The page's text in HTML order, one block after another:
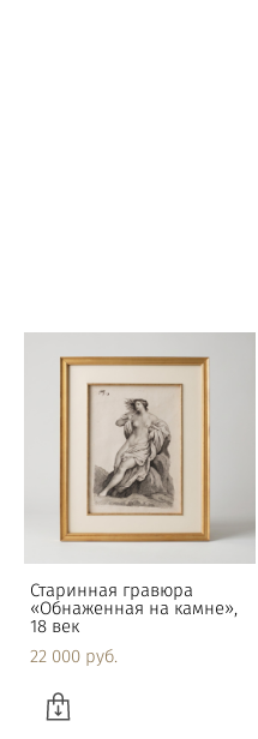
Старинная гравюра
«Обнаженная на камне»,
18 век
22 000 pуб.